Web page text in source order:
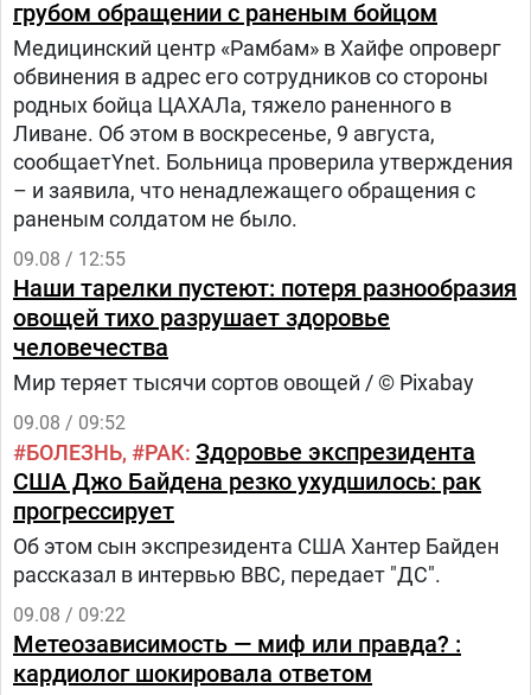
грубом обращении с раненым бойцом
Медицинский центр «Рамбам» в Хайфе опроверг
обвинения в адрес его сотрудников со стороны
родных бойца ЦАХАЛа, тяжело раненного в
Ливане. Об этом в воскресенье, 9 августа,
сообщаетYnet. Больница проверила утверждения
– и заявила, что ненадлежащего обращения с
раненым солдатом не было.
09.08 / 12:55
Наши тарелки пустеют: потеря разнообразия
овощей тихо разрушает здоровье
человечества
Мир теряет тысячи сортов овощей / © Pixabay
09.08 / 09:52
БОЛЕЗНЬ РАК Здоровье экспрезидента
США Джо Байдена резко ухудшилось: рак
прогрессирует
Об этом сын экспрезидента США Хантер Байден
рассказал в интервью BBC, передает "ДС".
09.08 / 09:22
Метеозависимость — миф или правда? :
кардиолог шокировала ответом